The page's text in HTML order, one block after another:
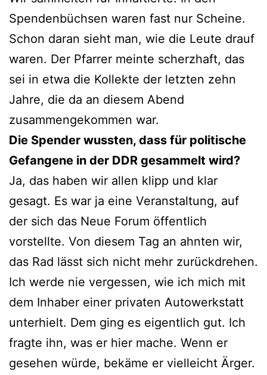
Spendenbüchsen waren fast nur Scheine.
Schon daran sieht man, wie die Leute drauf
waren. Der Pfarrer meinte scherzhaft, das
sei in etwa die Kollekte der letzten zehn
Jahre, die da an diesem Abend
zusammengekommen war.
Die Spender wussten, dass für politische
Gefangene in der DDR gesammelt wird?
Ja, das haben wir allen klipp und klar
gesagt. Es war ja eine Veranstaltung, auf
der sich das Neue Forum öffentlich
vorstellte. Von diesem Tag an ahnten wir,
das Rad lässt sich nicht mehr zurückdrehen.
Ich werde nie vergessen, wie ich mich mit
dem Inhaber einer privaten Autowerkstatt
unterhielt. Dem ging es eigentlich gut. Ich
fragte ihn, was er hier mache. Wenn er
gesehen würde, bekäme er vielleicht Ärger.